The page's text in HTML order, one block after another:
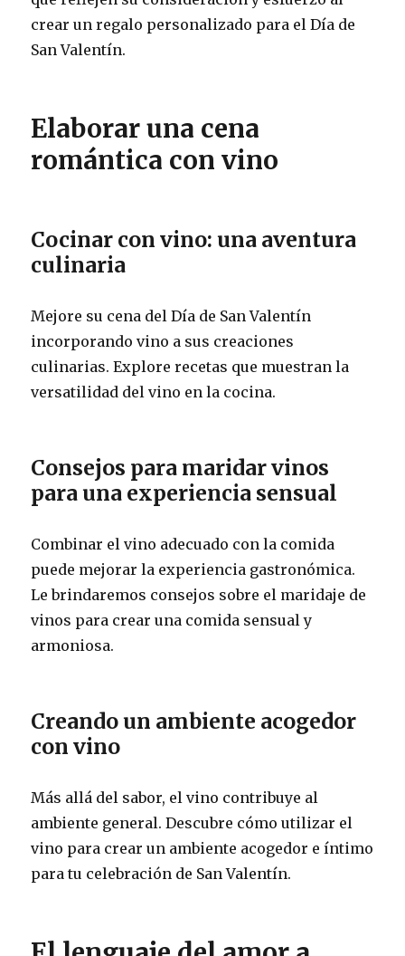
crear un regalo personalizado para el Día de
San Valentín.
Elaborar una cena
romántica con vino
Cocinar con vino: una aventura
culinaria
Mejore su cena del Día de San Valentín
incorporando vino a sus creaciones
culinarias. Explore recetas que muestran la
versatilidad del vino en la cocina.
Consejos para maridar vinos
para una experiencia sensual
Combinar el vino adecuado con la comida
puede mejorar la experiencia gastronómica.
Le brindaremos consejos sobre el maridaje de
vinos para crear una comida sensual y
armoniosa.
Creando un ambiente acogedor
con vino
Más allá del sabor, el vino contribuye al
ambiente general. Descubre cómo utilizar el
vino para crear un ambiente acogedor e íntimo
para tu celebración de San Valentín.